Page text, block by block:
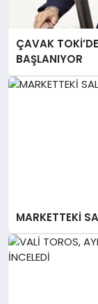
ÇAVAK
BAŞLANIYOR
MARKETTEKİ